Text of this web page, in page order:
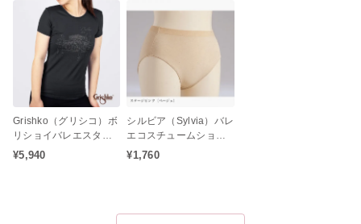
（大人用）
の美女 くるみ割り人形
ル）
Grishko（グリシコ）ボ
リショイバレエスター
ズ Tシャツ
¥5,940
シルビア（Sylvia）バレ
エコスチュームショー
ツ（子供用/大人用/オー
¥1,760